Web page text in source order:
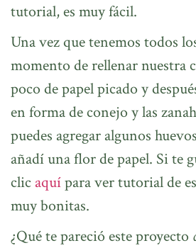
tutorial, es muy fácil.
Una vez que tenemos todos
momento de rellenar nuestra
poco de papel picado y
en forma de conejo y las
puedes agregar algunos
añadí una flor de papel. Si te
clic aquípara ver tutorial de
muy bonitas.
¿Qué te pareció este proyecto